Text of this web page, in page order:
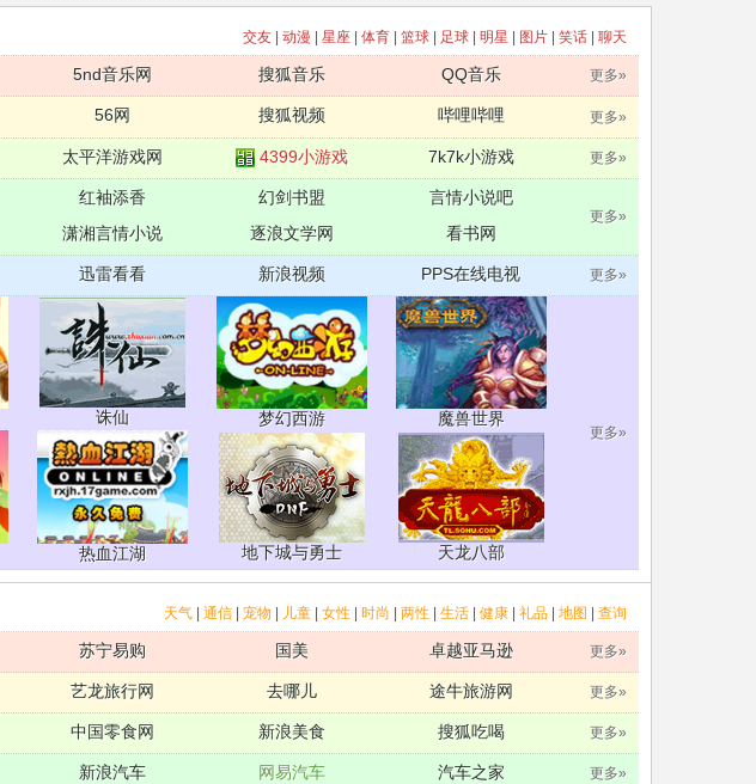
交友 | 动漫 | 星座 | 体育 | 篮球 | 足球 | 明星 | 图片 | 笑话 | 聊天
5nd音乐网 搜狐音乐 QQ音乐 更多»
56网 搜狐视频 哔哩哔哩 更多»
太平洋游戏网 4399小游戏 7k7k小游戏 更多»
红袖添香 幻剑书盟
言情小说吧
潇湘言情小说 逐浪文学网 看书网
更多»
迅雷看看 新浪视频 PPS在线电视 更多»
诛仙 梦幻西游 魔兽世界
热血江湖 地下城与勇士 天龙八部
更多»
天气 | 通信 | 宠物 | 儿童 | 女性 | 时尚 | 两性 | 生活 | 健康 | 礼品 | 地图 | 查询
苏宁易购 国美 卓越亚马逊 更多»
艺龙旅行网 去哪儿 途牛旅游网 更多»
中国零食网 新浪美食 搜狐吃喝 更多»
新浪汽车 网易汽车 汽车之家 更多»